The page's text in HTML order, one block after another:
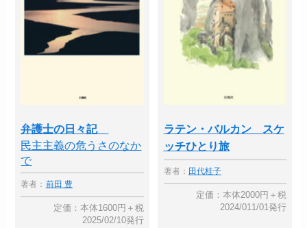
弁護士の日々記
民主主義の危うさのなか
で
著者： 前田 豊
定価：本体1600円＋税
2025/02/10発行
ラテン・バルカン スケ
ッチひとり旅
著者： 田代桂子
定価：本体2000円＋税
2024/011/01発行